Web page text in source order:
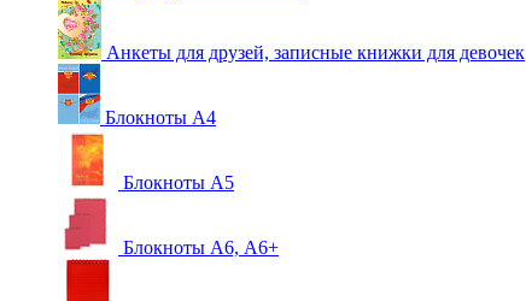
Анкеты для друзей, записные книжки для девочек
Блокноты А4
Блокноты А5
Блокноты А6, А6+